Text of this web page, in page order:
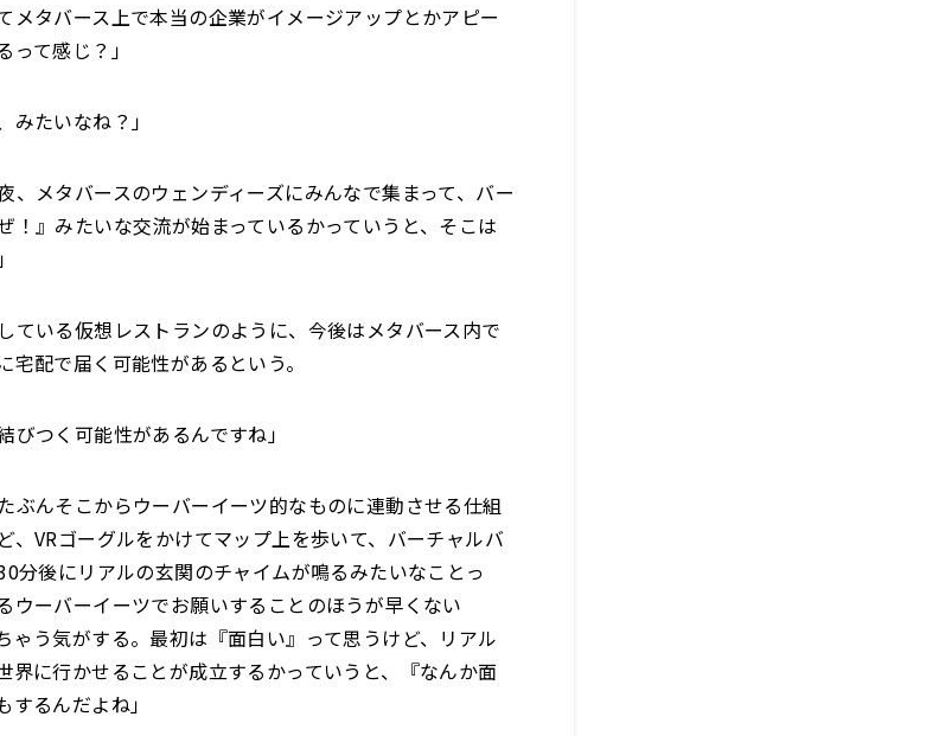
メタバース上で本当の企業がイメージアップとかアピー
て感じ？」
みたいなね？」
、メタバースのウェンディーズにみんなで集まって、バー
！』みたいな交流が始まっているかっていうと、そこは
ている仮想レストランのように、今後はメタバース内で
配で届く可能性があるという。
びつく可能性があるんですね」
ぶんそこからウーバーイーツ的なものに連動させる仕組
、VRゴーグルをかけてマップ上を歩いて、バーチャルバ
分後にリアルの玄関のチャイムが鳴るみたいなことっ
ウーバーイーツでお願いすることのほうが早くない
ゃう気がする。最初は『面白い』って思うけど、リアル
界に行かせることが成立するかっていうと、『なんか面
るんだよね」